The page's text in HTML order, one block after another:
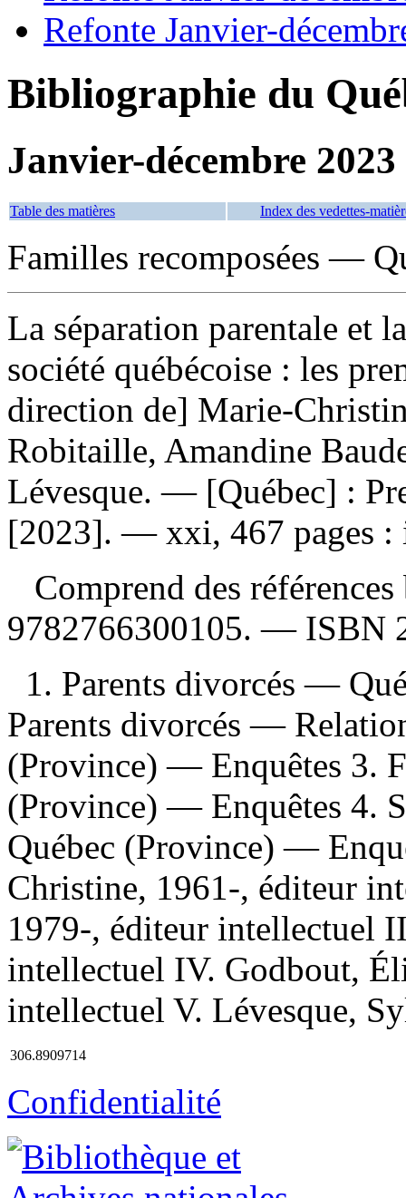
Refonte Janvier-
Bibliographie du
Janvier-décembre 2023
Table des matières Index des vedettes-
Familles recomposées —
La séparation parentale et
société québécoise : les
direction de] Marie-
Robitaille, Amandine
Lévesque. — [Québec] :
[2023]. — xxi, 467 pages :
Comprend des
9782766300105. — ISBN
1. Parents divorcés —
Parents divorcés —
(Province) — Enquêtes 3.
(Province) — Enquêtes 4.
Québec (Province) —
Christine, 1961-, éditeur
1979-, éditeur intellectuel
intellectuel IV. Godbout,
intellectuel V. Lévesque,
306.8909714
Confidentialité